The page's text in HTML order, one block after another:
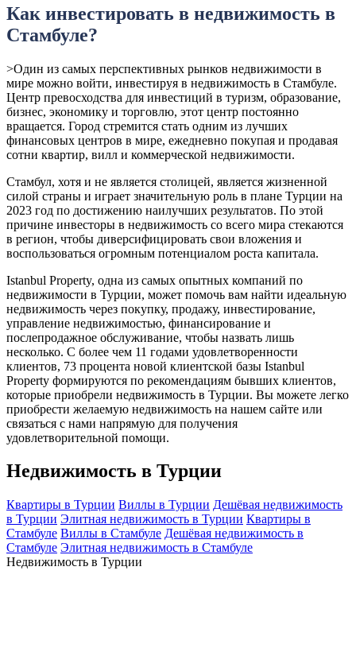
Как инвестировать в недвижимость в
Стамбуле?
>Один из самых перспективных рынков недвижимости в
мире можно войти, инвестируя в недвижимость в Стамбуле.
Центр превосходства для инвестиций в туризм, образование,
бизнес, экономику и торговлю, этот центр постоянно
вращается. Город стремится стать одним из лучших
финансовых центров в мире, ежедневно покупая и продавая
сотни квартир, вилл и коммерческой недвижимости.
Стамбул, хотя и не является столицей, является жизненной
силой страны и играет значительную роль в плане Турции на
2023 год по достижению наилучших результатов. По этой
причине инвесторы в недвижимость со всего мира стекаются
в регион, чтобы диверсифицировать свои вложения и
воспользоваться огромным потенциалом роста капитала.
Istanbul Property, одна из самых опытных компаний по
недвижимости в Турции, может помочь вам найти идеальную
недвижимость через покупку, продажу, инвестирование,
управление недвижимостью, финансирование и
послепродажное обслуживание, чтобы назвать лишь
несколько. С более чем 11 годами удовлетворенности
клиентов, 73 процента новой клиентской базы Istanbul
Property формируются по рекомендациям бывших клиентов,
которые приобрели недвижимость в Турции. Вы можете легко
приобрести желаемую недвижимость на нашем сайте или
связаться с нами напрямую для получения
удовлетворительной помощи.
Недвижимость в Турции
Квартиры в Турции Виллы в Турции Дешёвая недвижимость
в Турции Элитная недвижимость в Турции Квартиры в
Стамбуле Виллы в Стамбуле Дешёвая недвижимость в
Стамбуле Элитная недвижимость в Стамбуле
Недвижимость в Турции